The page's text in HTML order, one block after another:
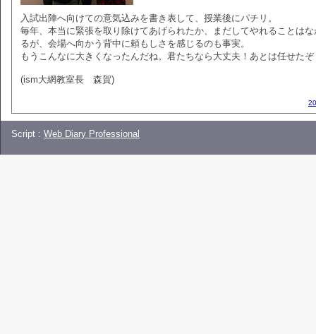
入試出陣へ向けての意気込みを書き表して、授業後にパチリ。
毎年、本当に緊張を取り除けてあげられたか、まだしてやれることは
るが、会場へ向かう背中に頼もしさを感じるのも事実。
もうこんなに大きくなったんだね。君たちなら大丈夫！あとは任せたぞ
(ism大網教室長 森賀)
Script : Web Diary Professional